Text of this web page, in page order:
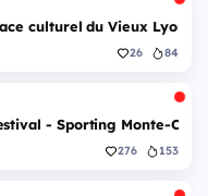
culturel du Vieux Lyon -
26 84
- Sporting Monte-
276 153